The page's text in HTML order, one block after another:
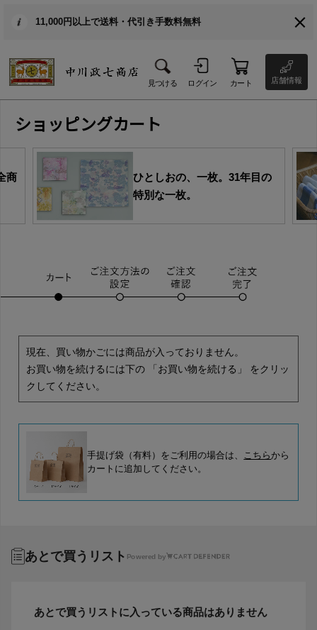
11,000円以上で送料・代引き手数料無料
見つける ログイン カート 店舗情報
ショッピングカート
商
ひとしおの、一枚。31年目の
特別な一枚。
現在、買い物かごには商品が入っておりません。
お買い物を続けるには下の 「お買い物を続ける」 をクリッ
クしてください。
手提げ袋（有料）をご利用の場合は、 こちらから
カートに追加してください。
あとで買うリスト Powered by
あとで買うリストに入っている商品はありません